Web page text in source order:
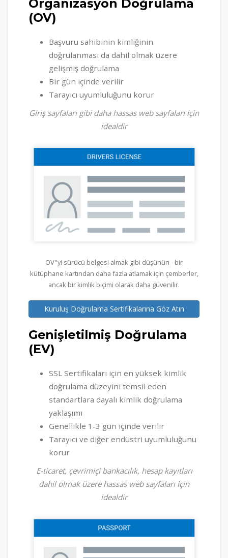
Organizasyon Doğrulama
(OV)
Başvuru sahibinin kimliğinin
doğrulanması da dahil olmak üzere
gelişmiş doğrulama
Bir gün içinde verilir
Tarayıcı uyumluluğunu korur
Giriş sayfaları gibi daha hassas web sayfaları için
idealdir
OV"yi sürücü belgesi almak gibi düşünün - bir
kütüphane kartından daha fazla atlamak için çemberler,
ancak bir kimlik biçimi olarak daha güvenilir.
Kuruluş Doğrulama Sertifikalarına Göz Atın
Genişletilmiş Doğrulama
(EV)
SSL Sertifikaları için en yüksek kimlik
doğrulama düzeyini temsil eden
standartlara dayalı kimlik doğrulama
yaklaşımı
Genellikle 1-3 gün içinde verilir
Tarayıcı ve diğer endüstri uyumluluğunu
korur
E-ticaret, çevrimiçi bankacılık, hesap kayıtları
dahil olmak üzere hassas web sayfaları için
idealdir